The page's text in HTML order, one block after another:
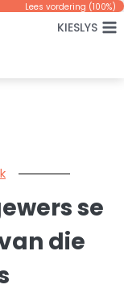
Lees vordering (100%)
KIESLYS
se
die